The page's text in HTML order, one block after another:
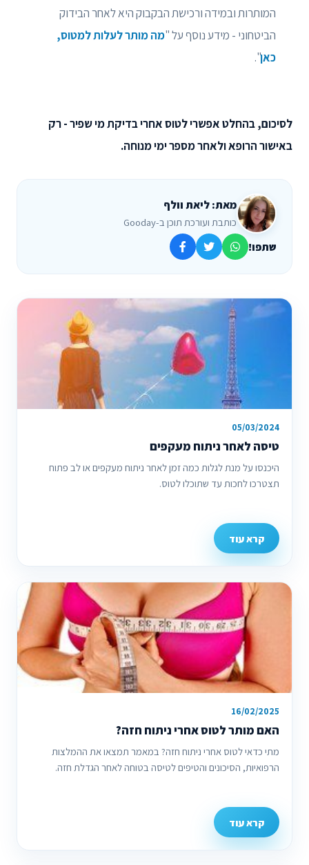
המותרות ובמידה ורכישת הבקבוק היא לאחר הבידוק
הביטחוני - מידע נוסף על "מה מותר לעלות למטוס,
כאן".
לסיכום, בהחלט אפשרי לטוס אחרי בדיקת מי שפיר - רק
באישור הרופא ולאחר מספר ימי מנוחה.
מאת: ליאת וולף
כותבת ועורכת תוכן ב-Gooday
שתפו!
05/03/2024
טיסה לאחר ניתוח מעקפים
היכנסו על מנת לגלות כמה זמן לאחר ניתוח מעקפים או לב פתוח
תצטרכו לחכות עד שתוכלו לטוס.
קרא עוד
16/02/2025
האם מותר לטוס אחרי ניתוח חזה?
מתי כדאי לטוס אחרי ניתוח חזה? במאמר תמצאו את ההמלצות
הרפואיות, הסיכונים והטיפים לטיסה בטוחה לאחר הגדלת חזה.
קרא עוד